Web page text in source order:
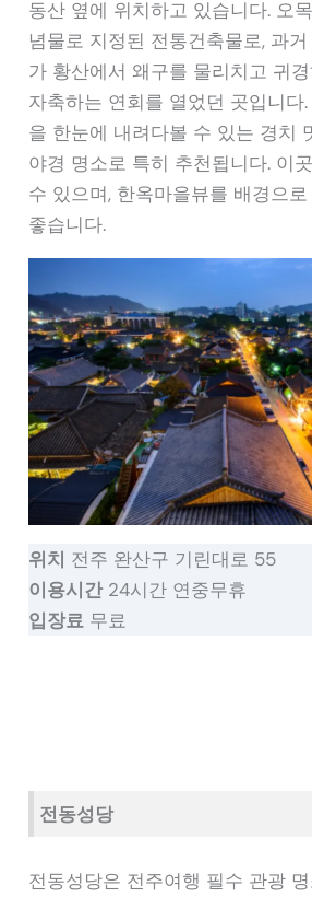
동산 옆에 위치하고 있습니다. 오
념물로 지정된 전통건축물로, 과
가 황산에서 왜구를 물리치고 귀
자축하는 연회를 열었던 곳입니다
을 한눈에 내려다볼 수 있는 경치
야경 명소로 특히 추천됩니다. 이
수 있으며, 한옥마을뷰를 배경으
좋습니다.
위치 전주 완산구 기린대로 55
이용시간24시간 연중무휴
입장료 무료
전동성당
전동성당은 전주여행 필수 관광